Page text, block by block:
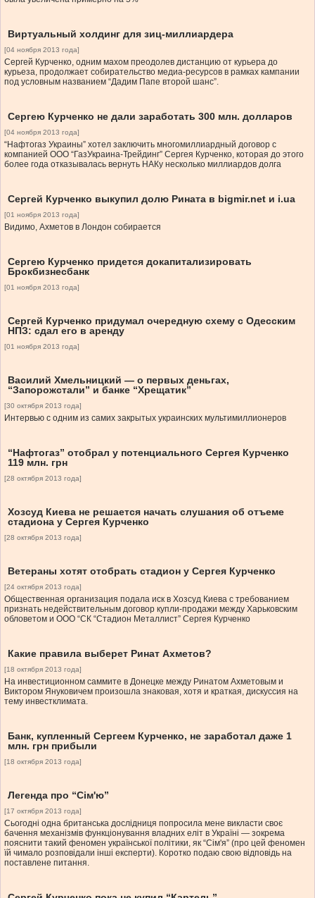
Виртуальный холдинг для зиц-миллиардера
[04 ноября 2013 года]
Сергей Курченко, одним махом преодолев дистанцию от курьера до
курьеза, продолжает собирательство медиа-ресурсов в рамках кампании
под условным названием “Дадим Папе второй шанс”.
Сергею Курченко не дали заработать 300 млн. долларов
[04 ноября 2013 года]
“Нафтогаз Украины” хотел заключить многомиллиардный договор с
компанией ООО “ГазУкраина-Трейдинг” Cергея Курченко, которая до этого
более года отказывалась вернуть НАКу несколько миллиардов долга
Сергей Курченко выкупил долю Рината в bigmir.net и i.ua
[01 ноября 2013 года]
Видимо, Ахметов в Лондон собирается
Сергею Курченко придется докапитализировать
Брокбизнесбанк
[01 ноября 2013 года]
Сергей Курченко придумал очередную схему с Одесским
НПЗ: сдал его в аренду
[01 ноября 2013 года]
Василий Хмельницкий — о первых деньгах,
“Запорожстали” и банке “Хрещатик”
[30 октября 2013 года]
Интервью с одним из самих закрытых украинских мультимиллионеров
“Нафтогаз” отобрал у потенциального Сергея Курченко
119 млн. грн
[28 октября 2013 года]
Хозсуд Киева не решается начать слушания об отъеме
стадиона у Сергея Курченко
[28 октября 2013 года]
Ветераны хотят отобрать стадион у Сергея Курченко
[24 октября 2013 года]
Общественная организация подала иск в Хозсуд Киева с требованием
признать недействительным договор купли-продажи между Харьковским
обловетом и ООО “СК “Стадион Металлист” Сергея Курченко
Какие правила выберет Ринат Ахметов?
[18 октября 2013 года]
На инвестиционном саммите в Донецке между Ринатом Ахметовым и
Виктором Януковичем произошла знаковая, хотя и краткая, дискуссия на
тему инвестклимата.
Банк, купленный Сергеем Курченко, не заработал даже 1
млн. грн прибыли
[18 октября 2013 года]
Легенда про “Сім'ю”
[17 октября 2013 года]
Сьогодні одна британська дослідниця попросила мене викласти своє
бачення механізмів функціонування владних еліт в Україні — зокрема
пояснити такий феномен української політики, як “Сім'я” (про цей феномен
їй чимало розповідали інші експерти). Коротко подаю свою відповідь на
поставлене питання.